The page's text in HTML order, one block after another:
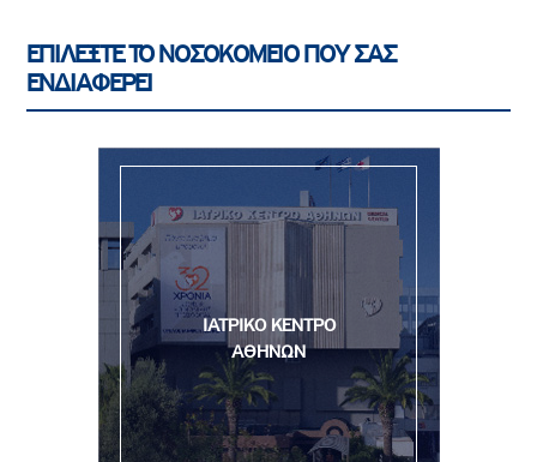
ΕΠΙΛΕΞΤΕ ΤΟ ΝΟΣΟΚΟΜΕΙΟ ΠΟΥ ΣΑΣ
ΕΝΔΙΑΦΕΡΕΙ
ΙΑΤΡΙΚΟ ΚΕΝΤΡΟ
ΑΘΗΝΩΝ